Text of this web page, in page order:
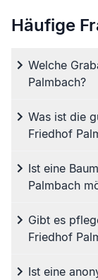
Häufige
Welche
Palmbach?
Was ist die
Friedhof
Ist eine
Palmbach
Gibt es
Friedhof
Ist eine